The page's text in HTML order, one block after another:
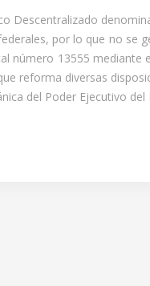
Descentralizado
por lo que no se
número 13555
reforma diversas
del Poder Ejecutivo del